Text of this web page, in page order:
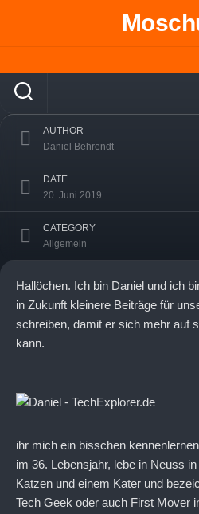
AUTHOR
Daniel Behrendt
DATE
20. Juni 2019
CATEGORY
Allgemein
Hallöchen. Ich bin Daniel und ich
in Zukunft kleinere Beiträge für
schreiben, damit er sich mehr auf
kann.
ihr mich ein bisschen
im 36. Lebensjahr, lebe in Neuss
Katzen und einem Kater und
Tech Geek oder auch First Mover